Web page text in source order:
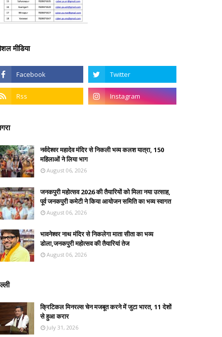
मीडिया
नर्वदेश्वर महादेव मंदिर से निकली भव्य कलश यात्रा, 150
महिलाओं ने लिया भाग
August 06, 2026
जनकपुरी महोत्सव 2026 की तैयारियों को मिला नया उत्साह,
पूर्व जनकपुरी कमेटी ने किया आयोजन समिति का भव्य स्वागत
August 06, 2026
भावनेश्वर नाथ मंदिर से निकलेगा माता सीता का भव्य
डोला,जनकपुरी महोत्सव की तैयारियां तेज
August 06, 2026
क्रिटिकल मिनरल्स चेन मजबूत करने में जुटा भारत, 11 देशों
से हुआ करार
July 31, 2026